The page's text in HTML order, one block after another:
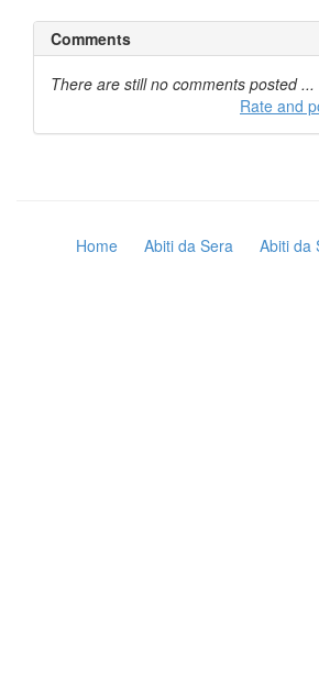
Comments
There are still no comments posted ...
Rate and
Home Abiti da Sera Abiti da